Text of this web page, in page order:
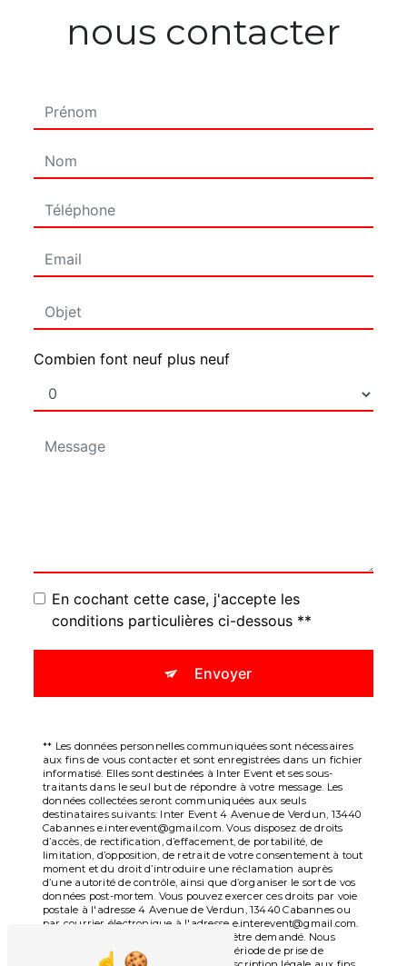
nous contacter
Combien font neuf plus neuf
En cochant cette case, j'accepte les
conditions particulières ci-dessous **
Envoyer
** Les données personnelles communiquées sont nécessaires
aux fins de vous contacter et sont enregistrées dans un fichier
informatisé. Elles sont destinées à Inter Event et ses sous-
traitants dans le seul but de répondre à votre message. Les
données collectées seront communiquées aux seuls
destinataires suivants: Inter Event 4 Avenue de Verdun, 13440
Cabannes e.interevent@gmail.com. Vous disposez de droits
d’accès, de rectification, d’effacement, de portabilité, de
limitation, d’opposition, de retrait de votre consentement à tout
moment et du droit d’introduire une réclamation auprès
d’une autorité de contrôle, ainsi que d’organiser le sort de vos
données post-mortem. Vous pouvez exercer ces droits par voie
postale à l'adresse 4 Avenue de Verdun, 13440 Cabannes ou
par courrier électronique à l'adresse e.interevent@gmail.com.
Un justificatif d'identité pourra vous être demandé. Nous
conservons vos données pendant la période de prise de